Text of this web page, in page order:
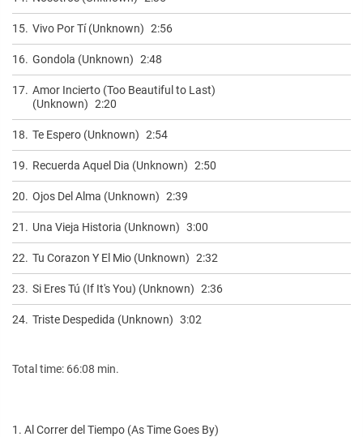
15. Vivo Por Tí (Unknown) 2:56
16. Gondola (Unknown) 2:48
17. Amor Incierto (Too Beautiful to Last)
(Unknown) 2:20
18. Te Espero (Unknown) 2:54
19. Recuerda Aquel Dia (Unknown) 2:50
20. Ojos Del Alma (Unknown) 2:39
21. Una Vieja Historia (Unknown) 3:00
22. Tu Corazon Y El Mio (Unknown) 2:32
23. Si Eres Tú (If It's You) (Unknown) 2:36
24. Triste Despedida (Unknown) 3:02
Total time: 66:08 min.
1. Al Correr del Tiempo (As Time Goes By)